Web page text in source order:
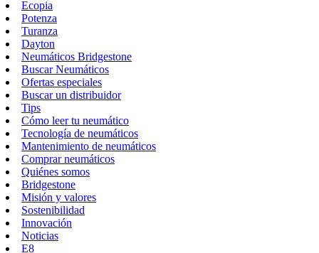
Ecopia
Potenza
Turanza
Dayton
Neumáticos Bridgestone
Buscar Neumáticos
Ofertas especiales
Buscar un distribuidor
Tips
Cómo leer tu neumático
Tecnología de neumáticos
Mantenimiento de neumáticos
Comprar neumáticos
Quiénes somos
Bridgestone
Misión y valores
Sostenibilidad
Innovación
Noticias
E8